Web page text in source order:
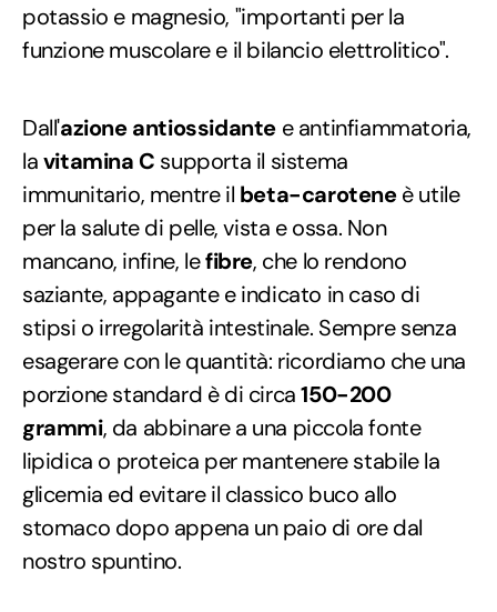
potassio e magnesio, "importanti per la
funzione muscolare e il bilancio elettrolitico".
Dall'azione antiossidante e antinfiammatoria,
lavitamina C supporta il sistema
immunitario, mentre il beta-caroteneè utile
per la salute di pelle, vista e ossa. Non
mancano, infine, lefibre, che lo rendono
saziante, appagante e indicato in caso di
stipsi o irregolarità intestinale. Sempre senza
esagerare con le quantità: ricordiamo che una
porzione standard è di circa150-200
grammi, da abbinare a una piccola fonte
lipidica o proteica per mantenere stabile la
glicemia ed evitare il classico buco allo
stomaco dopo appena un paio di ore dal
nostro spuntino.